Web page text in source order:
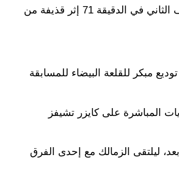
وتقدم خوان بيزيرا بالهدف الأول للزمالك في الدقيقة 53 من رأسية رائعة، ثم أحرز عبد الله السعيد الهدف الثاني في الدقيقة 71 إثر قذيفة من
مبكر للقلعة البيضاء للمسابقة
في المباريات المباشرة على كايزر تشيفز
ليلتقى الزمالك مع إحدى الفرق